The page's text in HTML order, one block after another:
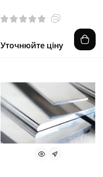
Уточнюйте ціну